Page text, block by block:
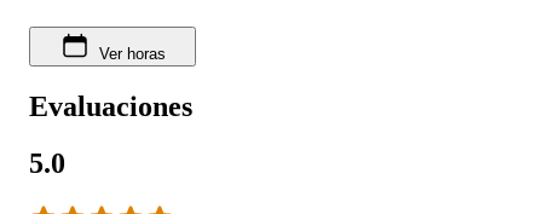
Ver horas
Evaluaciones
5.0